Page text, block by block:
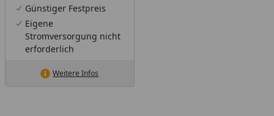
Günstiger Festpreis
Eigene
Stromversorgung nicht
erforderlich
Weitere Infos